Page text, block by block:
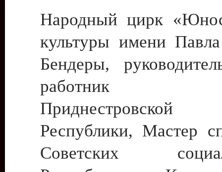
Народный цирк
культуры имени
Бендеры,
работник
Приднестровской
Республики, Мастер
Советских